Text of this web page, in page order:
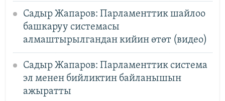
Садыр Жапаров: Парламенттик шайлоо
башкаруу системасы
алмаштырылгандан кийин өтөт (видео)
Садыр Жапаров: Парламенттик система
эл менен бийликтин байланышын
ажыратты